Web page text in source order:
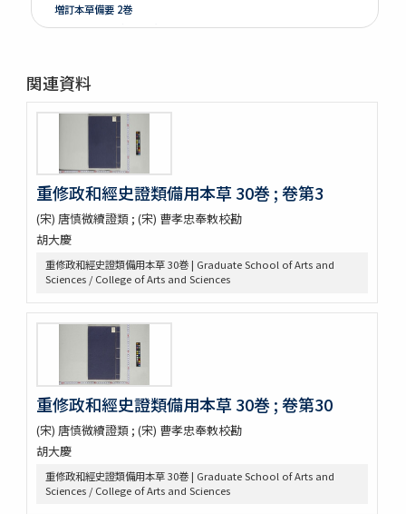
増訂本草備要 2巻
本草彙言 20巻 (存15巻)
昆蟲草木略 2巻
爾雅註疏 11巻
類林新咏 36巻
藥性本草約言 4巻
開拓使官園動植品類簿
救荒野譜 1巻補遺1巻坿救荒辟穀諸方
灌園草木識 6巻
南方草木状 3巻坿桂海草木志
Alle de plaaten en de vruchten
茘枝譜 : 七篇第一
南産志
續脩臺灣府志
中山傳信録 6巻/ (清) 徐葆光纂
廣東新語 28巻
農政全書 60巻
農桑輯要 7巻
関連資料
重修政和經史證類備用本草 30巻 ; 卷第3
(宋) 唐慎微續證類 ; (宋) 曹孝忠奉敕校勘
胡大慶
重修政和經史證類備用本草 30巻 | Graduate School of Arts and
Sciences / College of Arts and Sciences
重修政和經史證類備用本草 30巻 ; 卷第30
(宋) 唐慎微續證類 ; (宋) 曹孝忠奉敕校勘
胡大慶
重修政和經史證類備用本草 30巻 | Graduate School of Arts and
Sciences / College of Arts and Sciences